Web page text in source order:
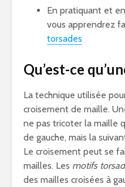
En pratiquant et
vous apprendrez
torsades
Qu’est-ce
La technique utilisée
croisement de maille.
ne pas tricoter la maille
de gauche, mais la
Le croisement peut se
mailles. Les motifs
des mailles croisées à